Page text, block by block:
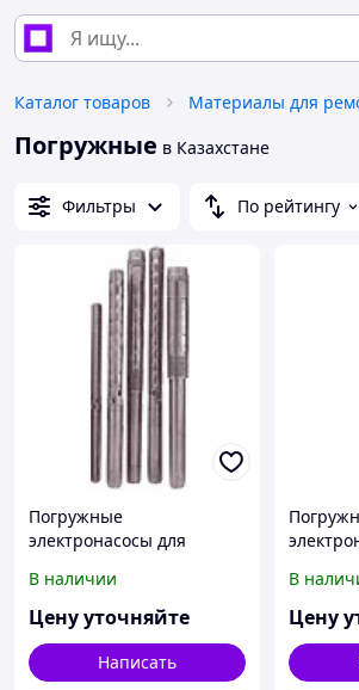
Каталог товаров Материалы для
Погружные в Казахстане
Фильтры По рейтингу
Погружные
электронасосы для
10" Calpeda MXV
В наличии
Цену уточняйте
Написать
В
Цену